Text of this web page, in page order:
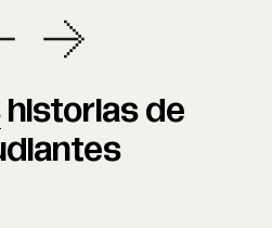
historias de